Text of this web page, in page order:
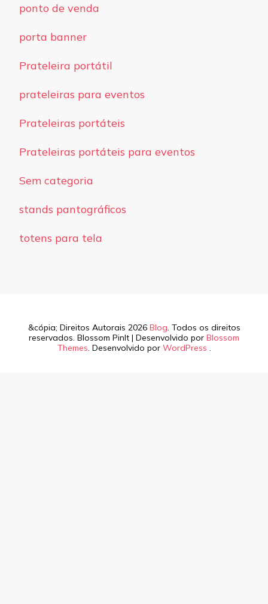
ponto de venda
porta banner
Prateleira portátil
prateleiras para eventos
Prateleiras portáteis
Prateleiras portáteis para eventos
Sem categoria
stands pantográficos
totens para tela
&cópia; Direitos Autorais 2026 Blog . Todos os direitos
reservados. Blossom PinIt | Desenvolvido por Blossom
Themes . Desenvolvido por WordPress